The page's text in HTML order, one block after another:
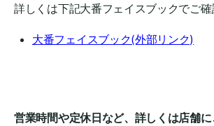
詳しくは下記大番フェイスブックでご確
大番フェイスブック(外部リンク)
営業時間や定休日など、詳しくは店舗